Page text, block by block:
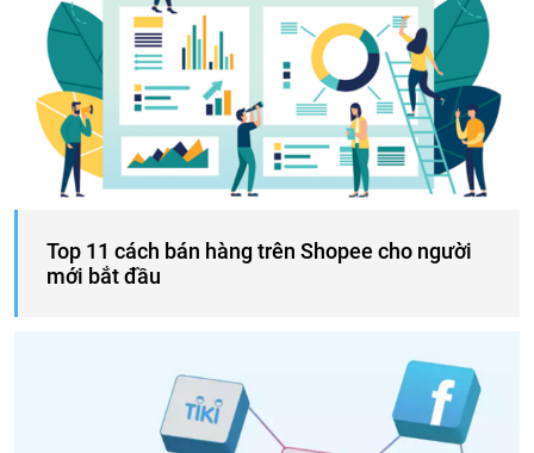
Top 11 cách bán hàng trên Shopee cho người
mới bắt đầu